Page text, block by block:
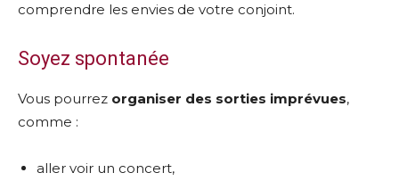
comprendre les envies de votre conjoint.
Soyez spontanée
Vous pourrez organiser des sorties imprévues,
comme :
aller voir un concert,